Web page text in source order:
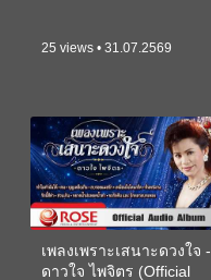
25 views • 31.07.2569
เพลงเพราะเสนาะดวงใจ -
ดาวใจ ไพจิตร (Official